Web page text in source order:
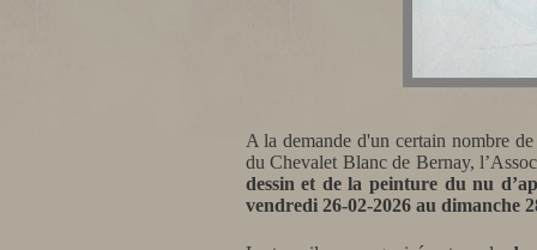
A la demande d'un certain nombre
du Chevalet Blanc de Bernay,
dessin et de la peinture du nu
vendredi 26-02-2026 au dimanche